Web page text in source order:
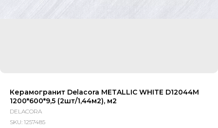
Керамогранит Delacora METALLIC WHITE D12044M
1200*600*9,5 (2шт/1,44м2), м2
DELACORA
SKU: 1257485